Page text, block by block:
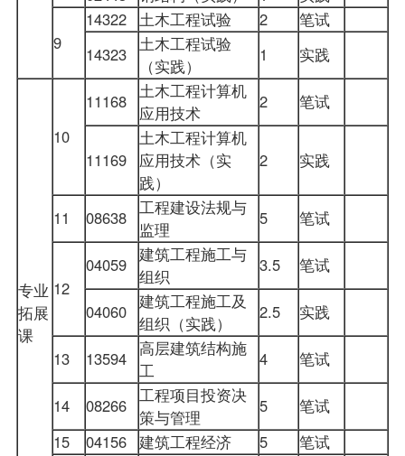
9
14322 土木工程试验 2
笔试
14323
土木工程试验
（实践）
1 实践
专业
拓展
课
10
11168
土木工程计算机
应用技术
2 笔试
11169
土木工程计算机
应用技术（实
践）
2 实践
11 08638
工程建设法规与
监理
5 笔试
12
04059 建筑工程施工与
组织
3.5 笔试
04060 建筑工程施工及
组织（实践）
2.5 实践
13 13594 高层建筑结构施
工
4 笔试
14 08266
工程项目投资决
策与管理
5
笔试
15
04156 建筑工程经济 5
笔试